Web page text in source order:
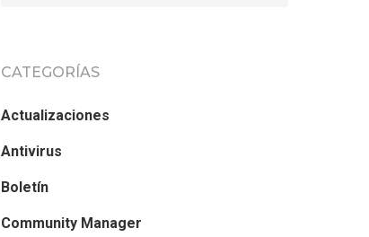
CATEGORÍAS
Actualizaciones
Antivirus
Boletín
Community Manager